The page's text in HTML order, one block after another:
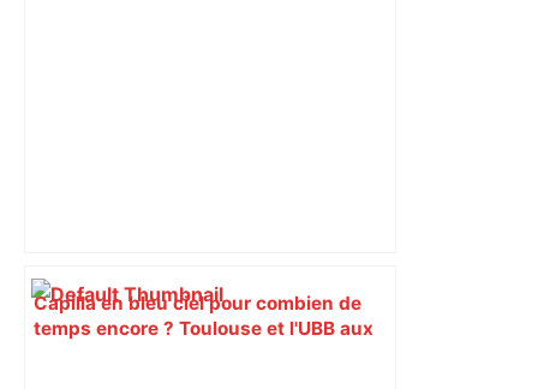
Capilla en bleu ciel pour combien de
temps encore ? Toulouse et l'UBB aux